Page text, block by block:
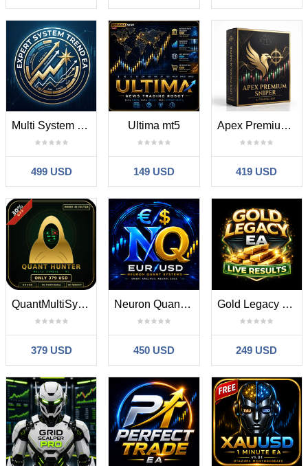
Multi System MT5
499 USD
Ultima mt5
149 USD
Apex Premium Sniper MT5
419 USD
QuantMultiSymbolHunter
379 USD
Neuron Quant EURUSD
450 USD
Gold Legacy EA
249 USD